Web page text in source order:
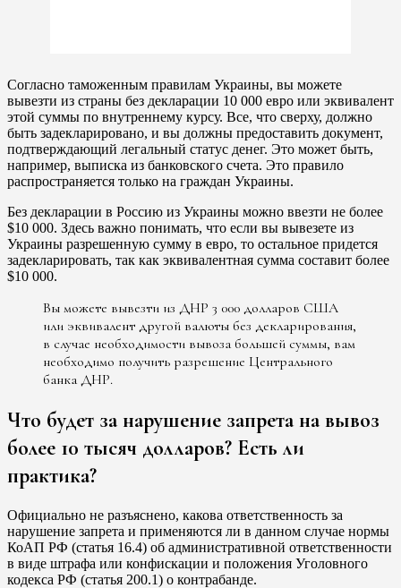
Согласно таможенным правилам Украины, вы можете
вывезти из страны без декларации 10 000 евро или эквивалент
этой суммы по внутреннему курсу. Все, что сверху, должно
быть задекларировано, и вы должны предоставить документ,
подтверждающий легальный статус денег. Это может быть,
например, выписка из банковского счета. Это правило
распространяется только на граждан Украины.
Без декларации в Россию из Украины можно ввезти не более
$10 000. Здесь важно понимать, что если вы вывезете из
Украины разрешенную сумму в евро, то остальное придется
задекларировать, так как эквивалентная сумма составит более
$10 000.
Вы можете вывезти из ДНР 3 000 долларов США
или эквивалент другой валюты без декларирования,
в случае необходимости вывоза большей суммы, вам
необходимо получить разрешение Центрального
банка ДНР.
Что будет за нарушение запрета на вывоз
более 10 тысяч долларов? Есть ли
практика?
Официально не разъяснено, какова ответственность за
нарушение запрета и применяются ли в данном случае нормы
КоАП РФ (статья 16.4) об административной ответственности
в виде штрафа или конфискации и положения Уголовного
кодекса РФ (статья 200.1) о контрабанде.